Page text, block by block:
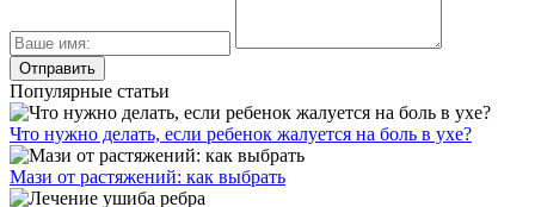
Популярные статьи
Что нужно делать, если ребенок жалуется на боль в ухе?
Мази от растяжений: как выбрать